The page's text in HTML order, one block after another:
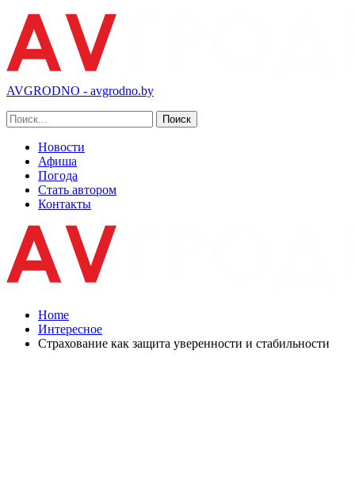
AVGRODNO - avgrodno.by
Новости
Афиша
Погода
Стать автором
Контакты
Home
Интересное
Страхование как защита уверенности и стабильности